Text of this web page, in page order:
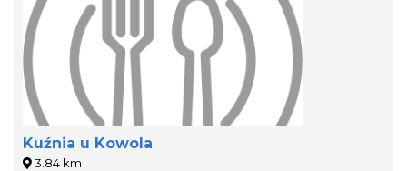
Kuźnia u Kowola
3.84 km